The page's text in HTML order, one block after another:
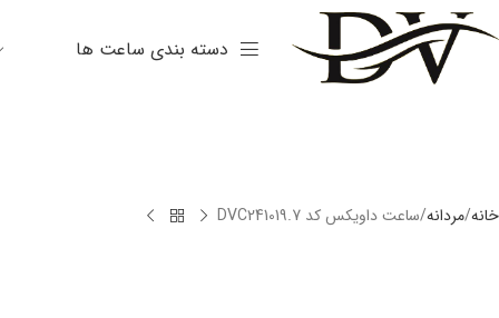
دسته بندی ساعت ها
خانه مردانه ساعت داویکس کد DVC241019.7